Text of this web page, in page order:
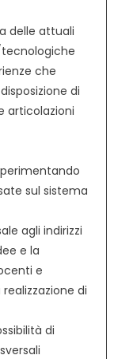
delle attuali
che
di
articolazioni
sul sistema
agli indirizzi
e la
e
di
di